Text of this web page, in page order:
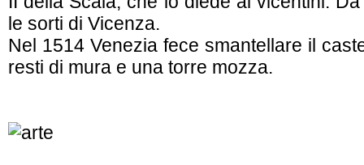
le sorti di Vicenza.
Nel 1514 Venezia fece smantellare il
resti di mura e una torre mozza.